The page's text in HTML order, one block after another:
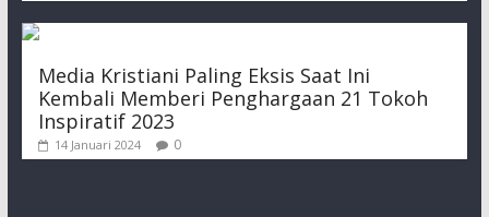
Media Kristiani Paling Eksis Saat Ini
Kembali Memberi Penghargaan 21 Tokoh
Inspiratif 2023
14 Januari 2024 0